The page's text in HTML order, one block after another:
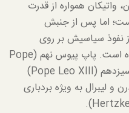
واتیکان همواره از قدرت
اما پس از جنبش
نفوذ سیاسیش بر روی
کلیساهای ملی به تدریج کاسته شده است. پاپ پیوس نهم (Pope
Pius IX) در سال ۱۸۶۴ و پاپ لئو سیزدهم (Pope Leo XIII)
و لیبرال به ویژه بردباری